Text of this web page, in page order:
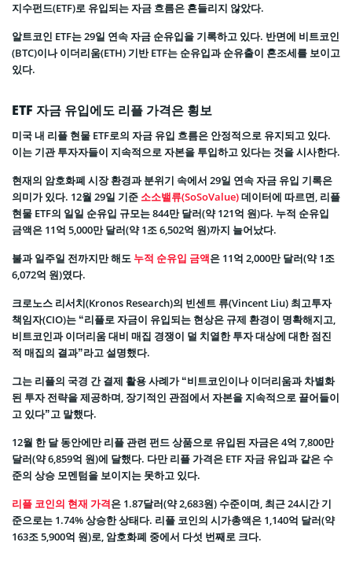
지수펀드(ETF)로 유입되는 자금 흐름은 흔들리지 않았다.
알트코인 ETF는 29일 연속 자금 순유입을 기록하고 있다. 반면에 비트코인
(BTC)이나 이더리움(ETH) 기반 ETF는 순유입과 순유출이 혼조세를 보이고
있다.
ETF 자금 유입에도 리플 가격은 횡보
미국 내 리플 현물 ETF로의 자금 유입 흐름은 안정적으로 유지되고 있다.
이는 기관 투자자들이 지속적으로 자본을 투입하고 있다는 것을 시사한다.
현재의 암호화폐 시장 환경과 분위기 속에서 29일 연속 자금 유입 기록은
의미가 있다. 12월 29일 기준 소소밸류(SoSoValue)데이터에 따르면, 리플
현물 ETF의 일일 순유입 규모는 844만 달러(약 121억 원)다. 누적 순유입
금액은 11억 5,000만 달러(약 1조 6,502억 원)까지 늘어났다.
불과 일주일 전까지만 해도 누적 순유입 금액은 11억 2,000만 달러(약 1조
6,072억 원)였다.
크로노스 리서치(Kronos Research)의 빈센트 류(Vincent Liu) 최고투자
책임자(CIO)는 “리플로 자금이 유입되는 현상은 규제 환경이 명확해지고,
비트코인과 이더리움 대비 매집 경쟁이 덜 치열한 투자 대상에 대한 점진
적 매집의 결과”라고 설명했다.
그는 리플의 국경 간 결제 활용 사례가 “비트코인이나 이더리움과 차별화
된 투자 전략을 제공하며, 장기적인 관점에서 자본을 지속적으로 끌어들이
고 있다”고 말했다.
12월 한 달 동안에만 리플 관련 펀드 상품으로 유입된 자금은 4억 7,800만
달러(약 6,859억 원)에 달했다. 다만 리플 가격은 ETF 자금 유입과 같은 수
준의 상승 모멘텀을 보이지는 못하고 있다.
리플 코인의 현재 가격은 1.87달러(약 2,683원) 수준이며, 최근 24시간 기
준으로는 1.74% 상승한 상태다. 리플 코인의 시가총액은 1,140억 달러(약
163조 5,900억 원)로, 암호화폐 중에서 다섯 번째로 크다.